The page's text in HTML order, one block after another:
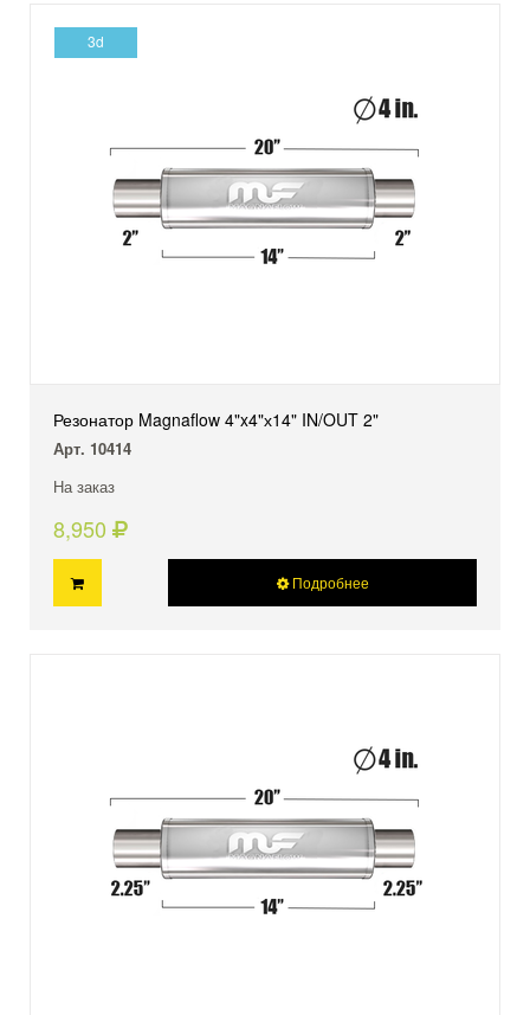
3d
Резонатор Magnaflow 4"x4"х14" IN/OUT 2"
Арт. 10414
На заказ
8,950
Подробнее